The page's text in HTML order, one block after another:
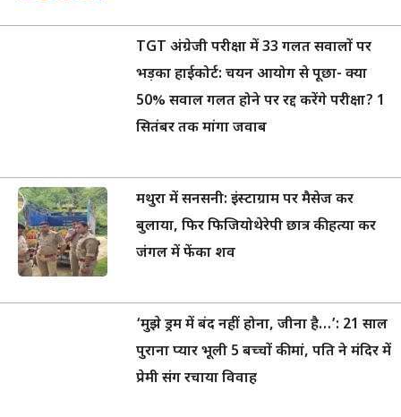
TGT अंग्रेजी परीक्षा में 33 गलत सवालों पर
भड़का हाईकोर्ट: चयन आयोग से पूछा- क्या
50% सवाल गलत होने पर रद्द करेंगे परीक्षा? 1
सितंबर तक मांगा जवाब
मथुरा में सनसनी: इंस्टाग्राम पर मैसेज कर
बुलाया, फिर फिजियोथेरेपी छात्र की हत्या कर
जंगल में फेंका शव
‘मुझे ड्रम में बंद नहीं होना, जीना है…’: 21 साल
पुराना प्यार भूली 5 बच्चों की मां, पति ने मंदिर में
प्रेमी संग रचाया विवाह